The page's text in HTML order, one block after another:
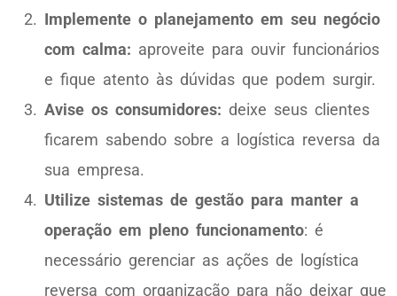
Implemente o planejamento em seu negócio
com calma: aproveite para ouvir funcionários
e fique atento às dúvidas que podem surgir.
Avise os consumidores: deixe seus clientes
ficarem sabendo sobre a logística reversa da
sua empresa.
Utilize sistemas de gestão para manter a
operação em pleno funcionamento: é
necessário gerenciar as ações de logística
reversa com organização para não deixar que